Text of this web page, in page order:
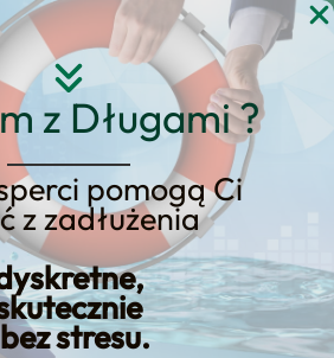
z Długami ?
pomogą Ci
z zadłużenia
stresu.
pożyczka pod
Czy
rozważyć?